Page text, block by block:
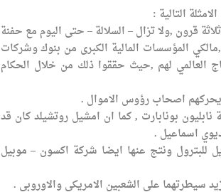
قرون ,ولا تزال – السلالة – حتى اليوم مع حفنة
الثروة العالمية ,مالكي المؤسسات المالية الكبرى من بنوك وشركات
العالمي لهم ,حيث حققوا ذلك من خلال الحكام
يحركهم اصحاب رؤوس الاموال .
بونابارت , كما ان امشيل روتشيلد كان قد
اسماعيل .
للبترول ونتج عنها ايضا شركة اكسون – موبيل